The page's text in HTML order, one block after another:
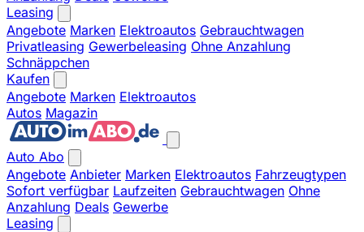
Leasing
Angebote Marken Elektroautos Gebrauchtwagen
Privatleasing Gewerbeleasing Ohne Anzahlung
Schnäppchen
Kaufen
Angebote Marken Elektroautos
Autos Magazin
Auto Abo
Angebote Anbieter Marken Elektroautos Fahrzeugtypen
Sofort verfügbar Laufzeiten Gebrauchtwagen Ohne
Anzahlung Deals Gewerbe
Leasing